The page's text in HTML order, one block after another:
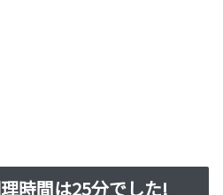
時間は25分でした!